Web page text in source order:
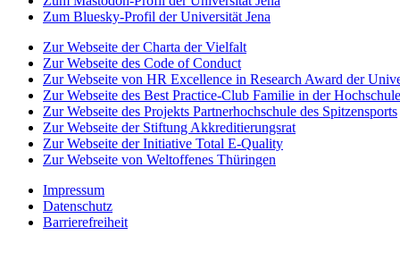
Zum Bluesky-Profil der Universität Jena
Zur Webseite der Charta der Vielfalt
Zur Webseite des Code of Conduct
Zur Webseite von HR Excellence in Research Award der
Zur Webseite des Best Practice-Club Familie in der Hochschule
Zur Webseite des Projekts Partnerhochschule des Spitzensports
Zur Webseite der Stiftung Akkreditierungsrat
Zur Webseite der Initiative Total E-Quality
Zur Webseite von Weltoffenes Thüringen
Impressum
Datenschutz
Barrierefreiheit